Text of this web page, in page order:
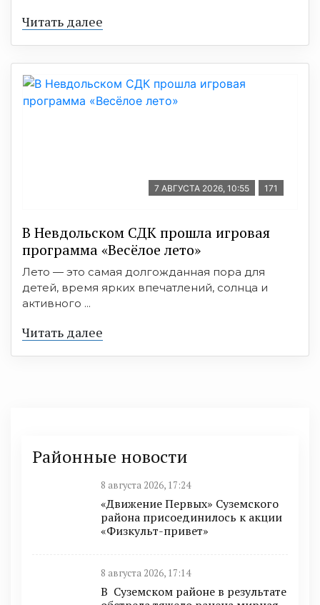
Читать далее
7 АВГУСТА 2026, 10:55 171
В Невдольском СДК прошла игровая
программа «Весёлое лето»
Лето — это самая долгожданная пора для
детей, время ярких впечатлений, солнца и
активного ...
Читать далее
Районные новости
8 августа 2026, 17:24
«Движение Первых» Суземского
района присоединилось к акции
«Физкульт-привет»
8 августа 2026, 17:14
В Суземском районе в результате